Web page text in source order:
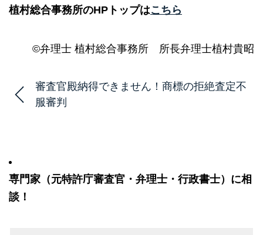
植村総合事務所のHPトップはこちら
©弁理士 植村総合事務所 所長弁理士植村貴昭
審査官殿納得できません！商標の拒絶査定不
服審判
専門家（元特許庁審査官・弁理士・行政書士）に相
談！